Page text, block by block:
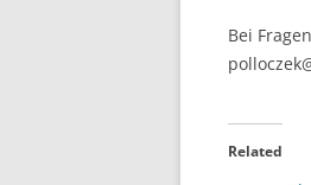
Bei
Related